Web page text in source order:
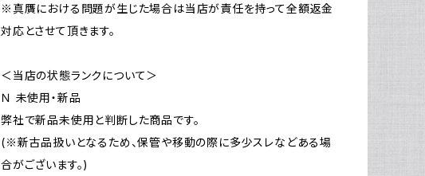
※真贋における問題が生じた場合は当店が責任を持って全額返金
対応とさせて頂きます。
＜当店の状態ランクについて＞
Ｎ 未使用・新品
弊社で新品未使用と判断した商品です。
(※新古品扱いとなるため、保管や移動の際に多少スレなどある場
合がございます。)